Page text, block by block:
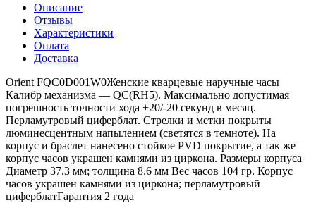
Описание
Отзывы
Характеристики
Оплата
Доставка
Orient FQC0D001W0Женские кварцевые наручные часы
Калибр механизма — QС(RH5). Максимально допустимая
погрешность точности хода +20/-20 секунд в месяц.
Перламутровый циферблат. Стрелки и метки покрыты
люминесцентным напылением (светятся в темноте). На
корпус и браслет нанесено стойкое PVD покрытие, а так же
корпус часов украшен камнями из циркона. Размеры корпуса
Диаметр 37.3 мм; толщина 8.6 мм Вес часов 104 гр. Корпус
часов украшен камнями из циркона; перламутровый
циферблатГарантия 2 года